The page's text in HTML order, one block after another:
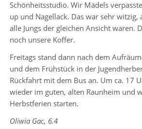
7
Jahrgang
8
Jahrgang
9
Jahrgang
10
Intensivklasse
Schönheitsstudio. Wir Mädels
up und Nagellack. Das war sehr witzig,
alle Jungs der gleichen Ansicht waren.
noch unsere Koffer.
Freitags stand dann nach dem
und dem Frühstück in der
Rückfahrt mit dem Bus an. Um ca. 17
wieder im guten, alten Raunheim und
Herbstferien starten.
Oliwia Gac, 6.4